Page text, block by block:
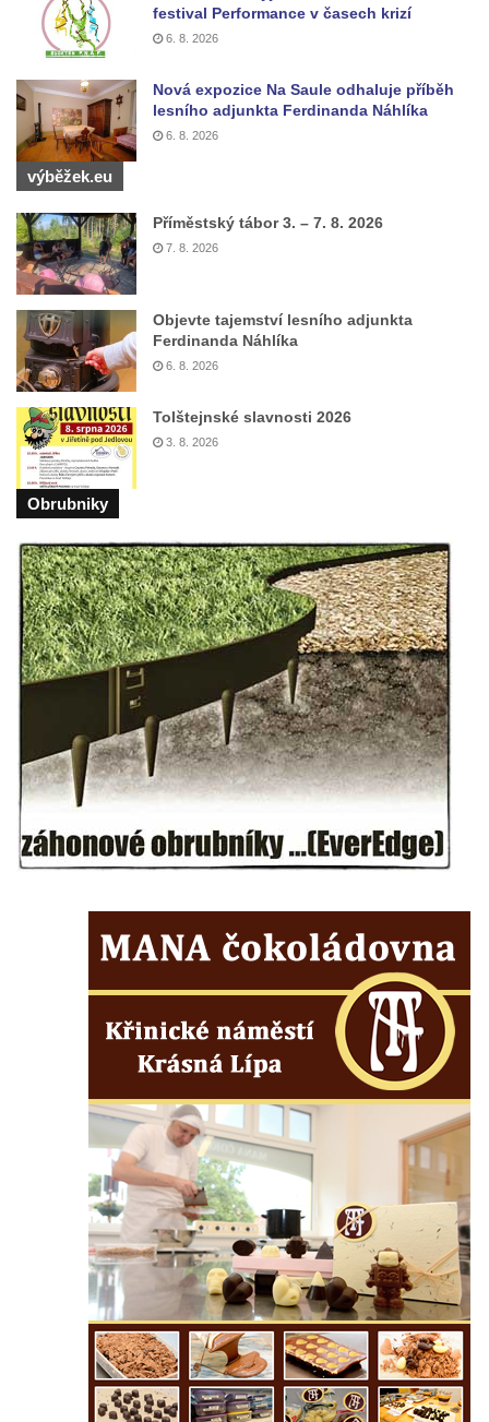
Budějovicích
Socha svatého Vincence Ferrerského na
nádvoří kláštera dominikánů v Českých
Budějovicích
Socha svatého Zachariáše na nádvoří
kláštera dominikánů v Českých
Budějovicích
Socha svatého Josefa na nádvoří kláštera
dominikánů v Českých Budějovicích
dominikánů v Českých Budějovicích
Socha svatého Dominika na nádvoří
kláštera dominikánů v Českých
Budějovicích
Sousoší Kalvárie před klášterem
dominikánů u Piaristického náměstí v
Českých Budějovicích
Socha svatého Václava u pramene v
Semilech
Pamětní deska Tomáše Garrigue Masaryka
na radnici v Českých Budějovicích
Pamětní deska na biskupské rezidenci v
Českých Budějovicích
Pamětní deska Josefa Hloucha na
biskupské rezidenci v Českých
Budějovicích
Socha žáby u rybníčku na Náměstí v
Kamenném Újezdě
Kamenném Újezdě
Pomník J. V. Kamarýta v Krumlovské ulici ve
Pamětní deska arcibiskupa Micara ve
vstupu do poutního místa Římov
Plastika Koule v Gutenbergově ulici v
Liberci
Pamětní deska Vojtěcha Kocmicha na
domě čp. 37 v ulici Betlém v Římově
Pomník na paměť zrušení roboty v Plavu
Socha vodníka v Plavu
Socha svatého Jana Nepomuckého v
Třebušíně
festival Performance v časech krizí
6. 8. 2026
Nová expozice Na Saule odhaluje příběh
lesního adjunkta Ferdinanda Náhlíka
6. 8. 2026
výběžek.eu
Příměstský tábor 3. – 7. 8. 2026
7. 8. 2026
Objevte tajemství lesního adjunkta
Ferdinanda Náhlíka
6. 8. 2026
Tolštejnské slavnosti 2026
3. 8. 2026
Obrubniky